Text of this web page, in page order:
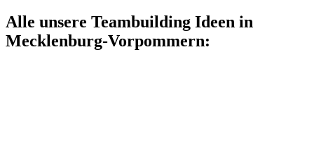
Alle unsere Teambuilding Ideen in
Mecklenburg-Vorpommern: